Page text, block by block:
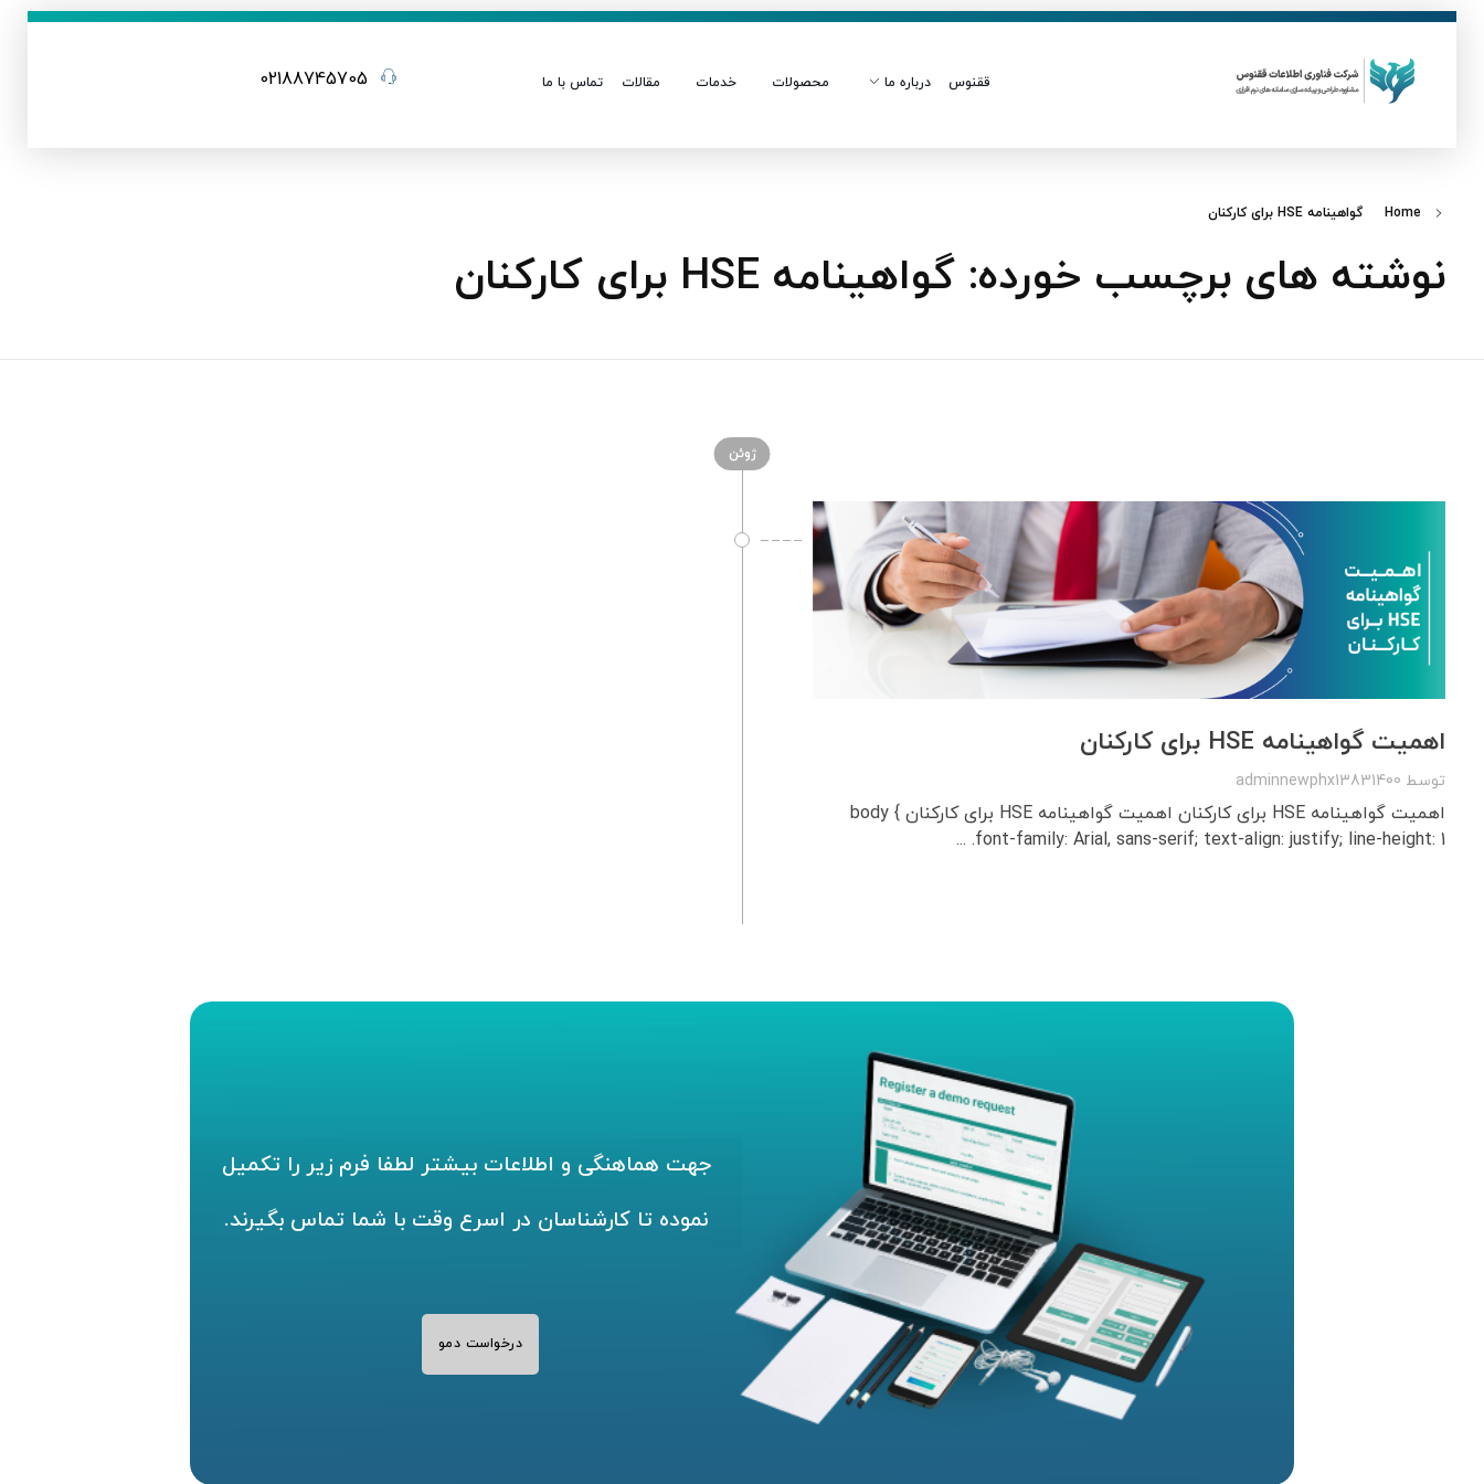
ققنوس درباره ما محصولات خدمات مقالات تماس با ما 02188745705
Home گواهینامه HSE برای کارکنان
نوشته های برچسب خورده: گواهینامه HSE برای کارکنان
ژوئن
اهمیت گواهینامه‌ HSE برای کارکنان
توسط adminnewphx13831400
اهمیت گواهینامه‌ HSE برای کارکنان اهمیت گواهینامه‌ HSE برای کارکنان body {
font-family: Arial, sans-serif; text-align: justify; line-height: 1. ...
جهت هماهنگی و اطلاعات بیشتر لطفا فرم زیر را تکمیل
نموده تا کارشناسان در اسرع وقت با شما تماس بگیرند.
درخواست دمو